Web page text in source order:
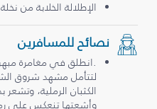
الإطلالة الخلابة من
نصائح للمسافرين
.انطلق في مغامرة
لتتأمل مشهد شروق
الكثبان الرملية،
وأشعتها تنعكس على